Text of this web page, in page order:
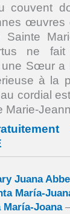
couvent
ne
Sœur a
à la
cordial
Marie-
Juana
María-
María-Joana